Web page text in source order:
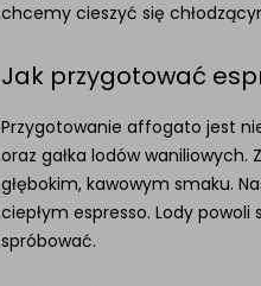
chcemy cieszyć się
Jak przygotować
Przygotowanie affogato jest
oraz gałka lodów
głębokim, kawowym smaku.
ciepłym espresso. Lody
spróbować.